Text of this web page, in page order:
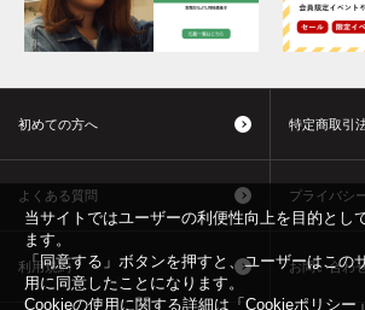
初めての方へ 特定商取引
よくある質問 プライバシ
利用規約 お問い合わ
当サイトではユーザーの利便性向上を目的とし
ます。
「同意する」ボタンを押すと、ユーザーはこの
用に同意したことになります。
Cookieの使用に関する詳細は「 Cookieポリシー